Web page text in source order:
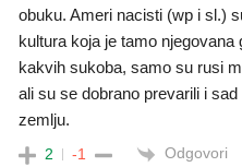
obuku. Ameri nacisti (wp i sl.)
kultura koja je tamo
kakvih sukoba, samo su rusi
ali su se dobrano prevarili i
zemlju.
2 -1 Odgovori